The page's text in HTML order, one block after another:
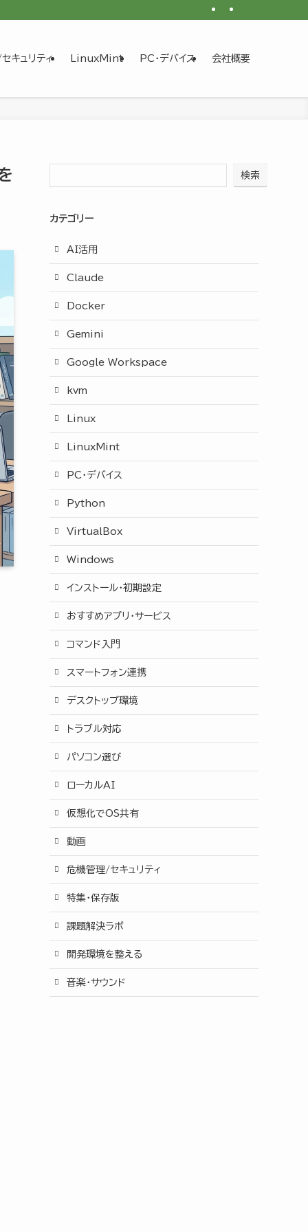
キュリティ LinuxMint PC・デバイス 会社概要
検索
カテゴリー
AI活用
Claude
Docker
Gemini
Google Workspace
kvm
Linux
LinuxMint
PC・デバイス
Python
VirtualBox
Windows
インストール・初期設定
おすすめアプリ・サービス
コマンド入門
スマートフォン連携
デスクトップ環境
トラブル対応
パソコン選び
ローカルAI
仮想化でOS共有
動画
危機管理/セキュリティ
特集・保存版
課題解決ラボ
開発環境を整える
音楽・サウンド